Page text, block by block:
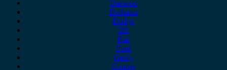
Daewoo
Daihatsu
Dodge
DS
Fiat
Ford
Geely
Gonow